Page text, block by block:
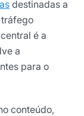
destinadas a
é a
a
para o
conteúdo,